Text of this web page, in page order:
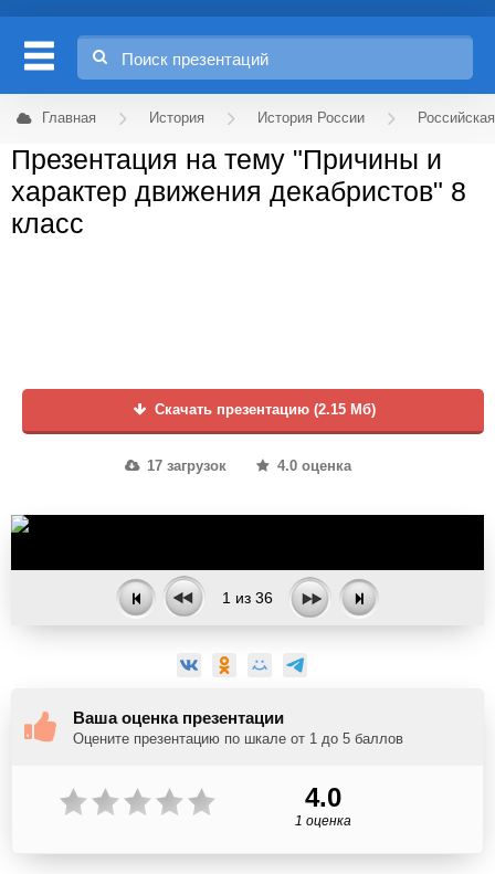
Главная История История России
Презентация на тему "Причины и
характер движения декабристов" 8
класс
Скачать презентацию (2.15 Мб)
17 загрузок 4.0 оценка
1 из 36
Ваша оценка презентации
Оцените презентацию по шкале от 1 до 5 баллов
4.0
1 оценка